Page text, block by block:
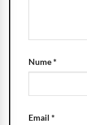
Nume*
Email *